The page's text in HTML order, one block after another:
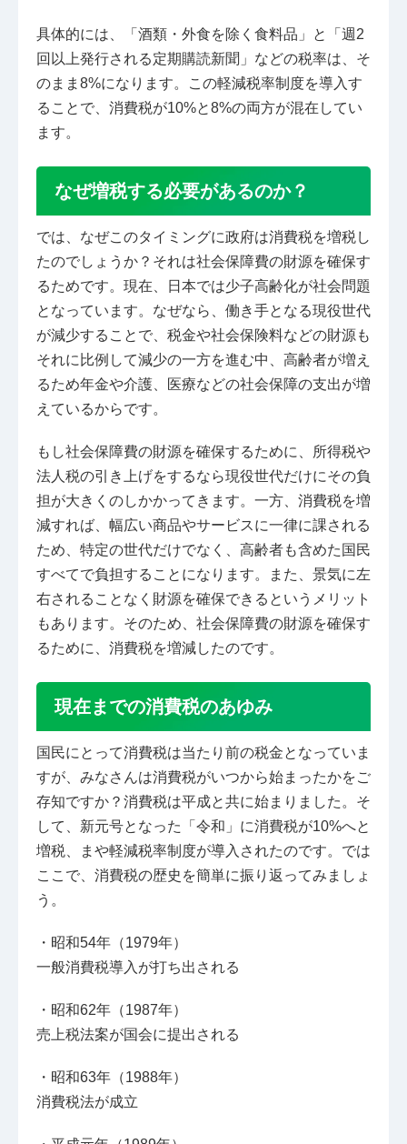
具体的には、「酒類・外食を除く食料品」と「週2
回以上発行される定期購読新聞」などの税率は、そ
のまま8%になります。この軽減税率制度を導入す
ることで、消費税が10%と8%の両方が混在してい
ます。
なぜ増税する必要があるのか？
では、なぜこのタイミングに政府は消費税を増税し
たのでしょうか？それは社会保障費の財源を確保す
るためです。現在、日本では少子高齢化が社会問題
となっています。なぜなら、働き手となる現役世代
が減少することで、税金や社会保険料などの財源も
それに比例して減少の一方を進む中、高齢者が増え
るため年金や介護、医療などの社会保障の支出が増
えているからです。
もし社会保障費の財源を確保するために、所得税や
法人税の引き上げをするなら現役世代だけにその負
担が大きくのしかかってきます。一方、消費税を増
減すれば、幅広い商品やサービスに一律に課される
ため、特定の世代だけでなく、高齢者も含めた国民
すべてで負担することになります。また、景気に左
右されることなく財源を確保できるというメリット
もあります。そのため、社会保障費の財源を確保す
るために、消費税を増減したのです。
現在までの消費税のあゆみ
国民にとって消費税は当たり前の税金となっていま
すが、みなさんは消費税がいつから始まったかをご
存知ですか？消費税は平成と共に始まりました。そ
して、新元号となった「令和」に消費税が10%へと
増税、まや軽減税率制度が導入されたのです。では
ここで、消費税の歴史を簡単に振り返ってみましょ
う。
・昭和54年（1979年）
一般消費税導入が打ち出される
・昭和62年（1987年）
売上税法案が国会に提出される
・昭和63年（1988年）
消費税法が成立